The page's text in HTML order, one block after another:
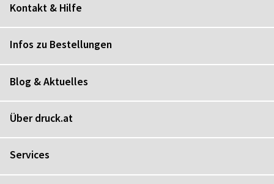
Kontakt & Hilfe
Infos zu Bestellungen
Blog & Aktuelles
Über druck.at
Services